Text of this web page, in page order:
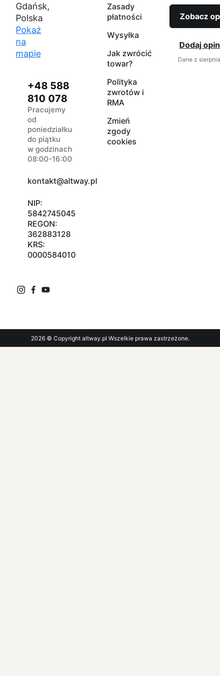
Gdańsk,
Polska
Pokaż
na
mapie
+48 588
810 078
Pracujemy
od
poniedziałku
do piątku
w godzinach
08:00-16:00
kontakt@altway.pl
NIP:
5842745045
REGON:
362883128
KRS:
0000584010
Zasady
płatności
Wysyłka
Jak zwrócić
towar?
Polityka
zwrotów i
RMA
Zmień
zgody
cookies
Zobacz
Dodaj
Dane z